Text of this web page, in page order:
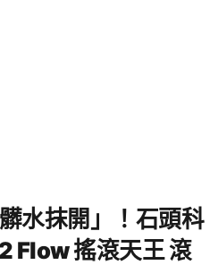
水抹開」！石頭科
Flow 搖滾天王 滾